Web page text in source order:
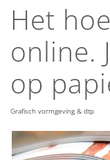
Het
online.
op
Grafisch vormgeving & dtp